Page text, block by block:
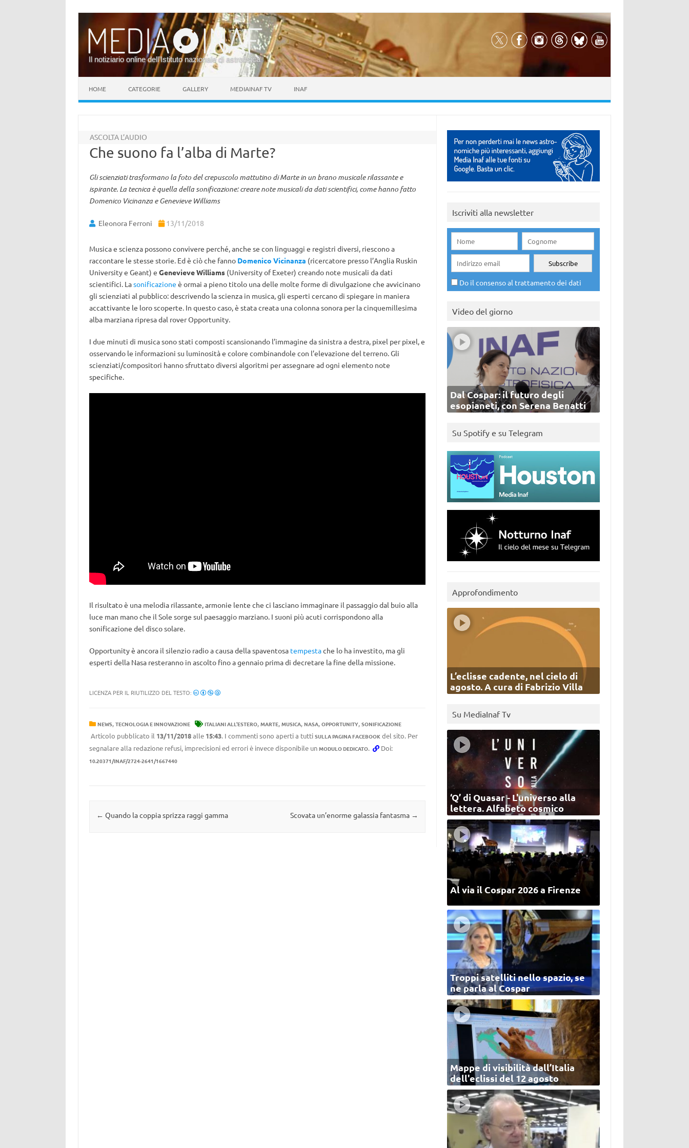
Il notiziario online dell’Istituto nazionale di astrofisica
HOME CATEGORIE GALLERY MEDIAINAF TV INAF
ASCOLTA L’AUDIO
Che suono fa l’alba di Marte?
Gli scienziati trasformano la foto del crepuscolo mattutino di Marte in un brano musicale rilassante e
ispirante. La tecnica è quella della sonificazione: creare note musicali da dati scientifici, come hanno fatto
Domenico Vicinanza e Genevieve Williams
Eleonora Ferroni 13/11/2018
Musica e scienza possono convivere perché, anche se con linguaggi e registri diversi, riescono a
raccontare le stesse storie. Ed è ciò che fanno Domenico Vicinanza (ricercatore presso l’Anglia Ruskin
University e Geant) e Genevieve Williams(University of Exeter) creando note musicali da dati
scientifici. Lasonificazione è ormai a pieno titolo una delle molte forme di divulgazione che avvicinano
gli scienziati al pubblico: descrivendo la scienza in musica, gli esperti cercano di spiegare in maniera
accattivante le loro scoperte. In questo caso, è stata creata una colonna sonora per la cinquemillesima
alba marziana ripresa dal rover Opportunity.
I due minuti di musica sono stati composti scansionando l’immagine da sinistra a destra, pixel per pixel, e
osservando le informazioni su luminosità e colore combinandole con l’elevazione del terreno. Gli
scienziati/compositori hanno sfruttato diversi algoritmi per assegnare ad ogni elemento note
specifiche.
Il risultato è una melodia rilassante, armonie lente che ci lasciano immaginare il passaggio dal buio alla
luce man mano che il Sole sorge sul paesaggio marziano. I suoni più acuti corrispondono alla
sonificazione del disco solare.
Opportunity è ancora il silenzio radio a causa della spaventosa tempestache lo ha investito, ma gli
esperti della Nasa resteranno in ascolto fino a gennaio prima di decretare la fine della missione.
LICENZA PER IL RIUTILIZZO DEL TESTO:
NEWS, TECNOLOGIA E INNOVAZIONE ITALIANI ALL'ESTERO, MARTE, MUSICA, NASA, OPPORTUNITY, SONIFICAZIONE
Articolo pubblicato il 13/11/2018alle 15:43. I commenti sono aperti a tutti SULLA PAGINA FACEBOOKdel sito. Per
segnalare alla redazione refusi, imprecisioni ed errori è invece disponibile un MODULO DEDICATO. Doi:
10.20371/INAF/2724-2641/1667440
Navigazione articolo
← Quando la coppia sprizza raggi gamma Scovata un’enorme galassia fantasma →
Iscriviti alla newsletter
Do il consenso al trattamento dei dati
Video del giorno
Dal Cospar: il futuro degli
esopianeti, con Serena Benatti
Su Spotify e su Telegram
Approfondimento
L’eclisse cadente, nel cielo di
agosto. A cura di Fabrizio Villa
Su MediaInaf Tv
‘Q’ di Quasar - L'universo alla
lettera. Alfabeto cosmico
Al via il Cospar 2026 a Firenze
Troppi satelliti nello spazio, se
ne parla al Cospar
Mappe di visibilità dall’Italia
dell'eclissi del 12 agosto